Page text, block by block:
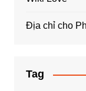
Địa chỉ cho
Tag